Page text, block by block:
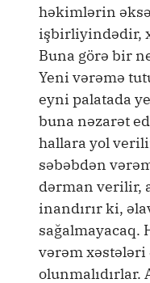
həkimlərin
işbirliyindədir,
Buna görə bir
Yeni vərəmə
eyni palatada
buna nəzarət
hallara yol
səbəbdən
dərman verilir,
inandırır ki,
sağalmayacaq.
vərəm xəstələri
olunmalıdırlar.